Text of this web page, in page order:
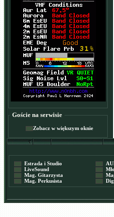
Goście na serwisie
Zobacz w większym oknie
Estrada i Studio
LiveSound
Mag. Gitarzysta
Mag. Perkusista